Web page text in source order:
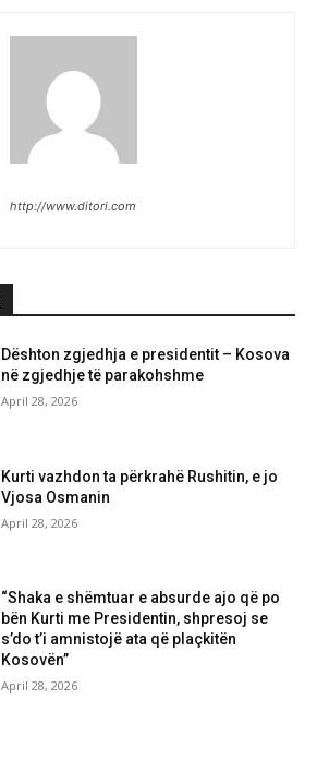
http://www.ditori.com
Dështon zgjedhja e presidentit – Kosova
në zgjedhje të parakohshme
April 28, 2026
Kurti vazhdon ta përkrahë Rushitin, e jo
Vjosa Osmanin
April 28, 2026
“Shaka e shëmtuar e absurde ajo që po
bën Kurti me Presidentin, shpresoj se
s’do t’i amnistojë ata që plaçkitën
Kosovën”
April 28, 2026